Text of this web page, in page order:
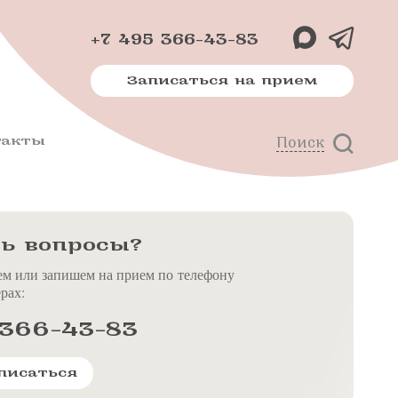
+7 495 366-43-83
Записаться на прием
Поиск
вопросы?
или запишем на прием по телефону
43-83